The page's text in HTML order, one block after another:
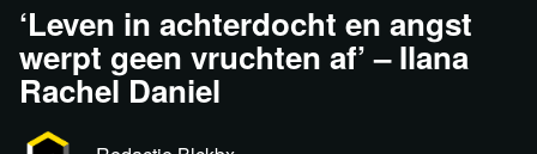
‘Leven in achterdocht en angst
werpt geen vruchten af’ – Ilana
Rachel Daniel